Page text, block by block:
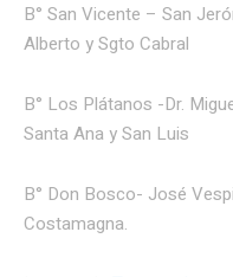
B° San Vicente – San
Alberto y Sgto Cabral
B° Los Plátanos -Dr.
Santa Ana y San Luis
B° Don Bosco- José
Costamagna.